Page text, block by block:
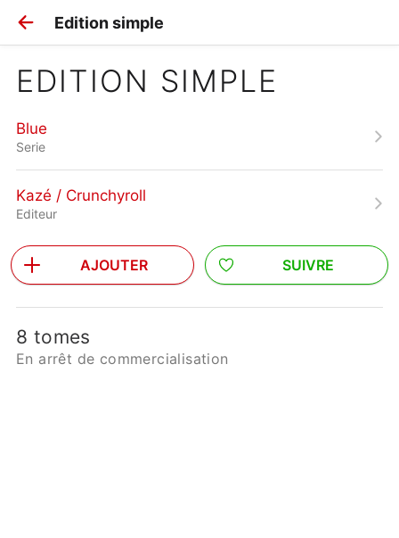
Edition simple
EDITION SIMPLE
Blue
Serie
Kazé / Crunchyroll
Editeur
AJOUTER SUIVRE
8 tomes
En arrêt de commercialisation